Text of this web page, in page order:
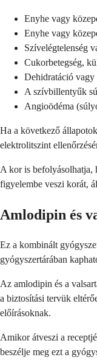
Enyhe vagy
Enyhe vagy
Szívelégtelenség
Cukorbetegség,
Dehidratáció vagy
A szívbillentyűk
Angioödéma
Ha a következő
elektrolitszint
A kor is befolyásolhatja,
figyelembe veszi korát,
Amlodipin és
Ez a kombinált
gyógyszertárában
Az amlodipin és a
a biztosítási tervük
előírásoknak.
Amikor átveszi a
beszélje meg ezt a